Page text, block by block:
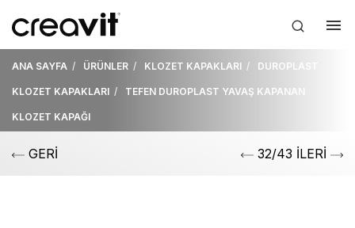
ANA SAYFA ÜRÜNLER KLOZET KAPAKLARI DUROPLAST
KLOZET KAPAKLARI TEFEN DUROPLAST YAVAŞ KAPANAN
KLOZET KAPAĞI
GERİ 32/43 İLERİ